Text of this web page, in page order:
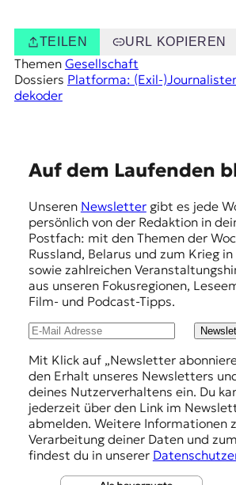
TEILEN URL KOPIEREN
Themen Gesellschaft
Dossiers Platforma: (Exil-
dekoder
Auf dem Laufenden
Unseren Newslettergibt es jede
persönlich von der Redaktion in
Postfach: mit den Themen der
Russland, Belarus und zum Krieg
sowie zahlreichen
aus unseren Fokusregionen,
Film- und Podcast-Tipps.
Mit Klick auf „Newsletter
den Erhalt unseres Newsletters
deines Nutzerverhaltens ein. Du
jederzeit über den Link im
abmelden. Weitere Informationen
Verarbeitung deiner Daten und
findest du in unserer